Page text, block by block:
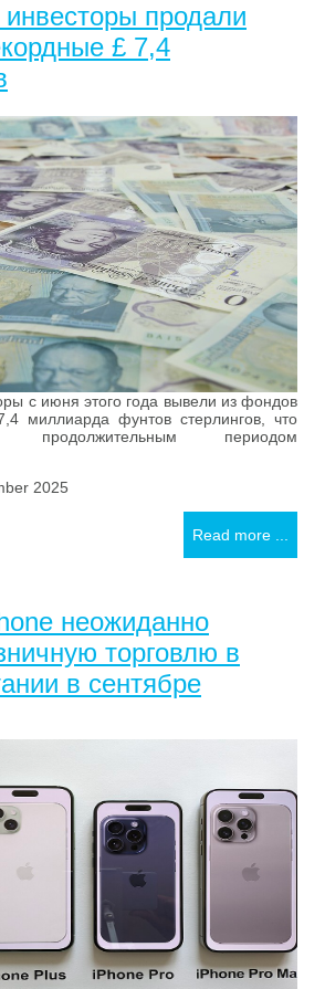
инвесторы продали
£ 7,4
с июня этого года вывели из фондов
миллиарда фунтов стерлингов, что
периодом
2025
Read more ...
неожиданно
торговлю в
в сентябре